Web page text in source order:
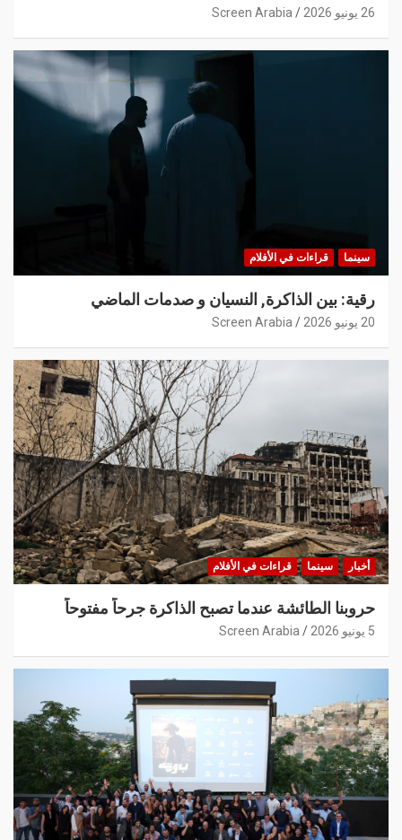
26 يونيو 2026 Screen Arabia
سينما قراءات في الأفلام
رقية: بين الذاكرة, النسيان و صدمات الماضي
20 يونيو 2026 Screen Arabia
أخبار سينما قراءات في الأفلام
حروبنا الطائشة عندما تصبح الذاكرة جرحاً مفتوحاً
5 يونيو 2026 Screen Arabia